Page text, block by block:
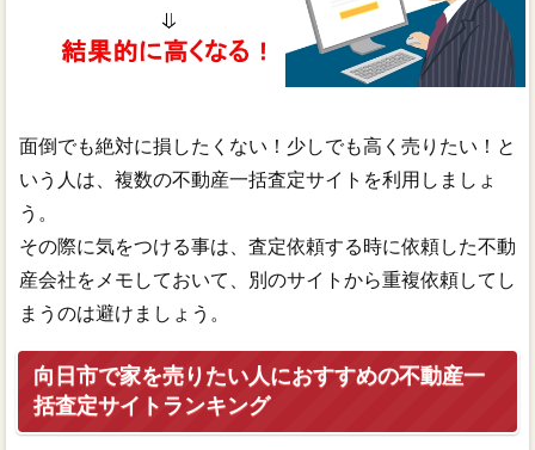
面倒でも絶対に損したくない！少しでも高く売りたい！と
いう人は、複数の不動産一括査定サイトを利用しましょ
う。
その際に気をつける事は、査定依頼する時に依頼した不動
産会社をメモしておいて、別のサイトから重複依頼してし
まうのは避けましょう。
向日市で家を売りたい人におすすめの不動産一
括査定サイトランキング